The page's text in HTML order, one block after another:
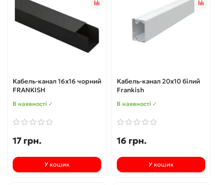
Кабель-канал 16х16 чорний
FRANKISH
В наявності ✓
17 грн.
У кошик
Кабель-канал 20х10 білий
Frankish
В наявності ✓
16 грн.
У кошик